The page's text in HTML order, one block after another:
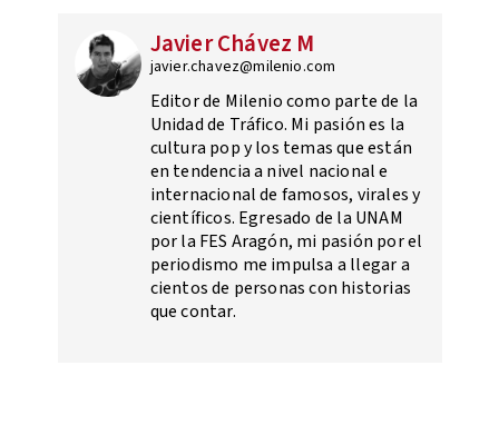
Javier Chávez M
javier.chavez@milenio.com
Editor de Milenio como parte de la
Unidad de Tráfico. Mi pasión es la
cultura pop y los temas que están
en tendencia a nivel nacional e
internacional de famosos, virales y
científicos. Egresado de la UNAM
por la FES Aragón, mi pasión por el
periodismo me impulsa a llegar a
cientos de personas con historias
que contar.